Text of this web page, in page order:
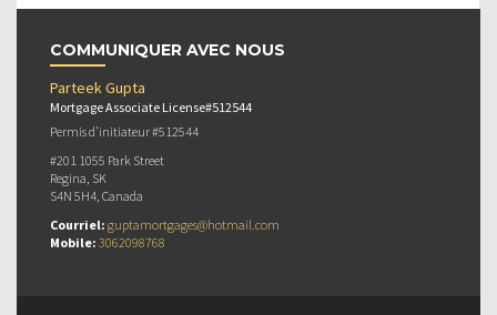
COMMUNIQUER AVEC NOUS
Parteek Gupta
Mortgage Associate License#512544
Permis d’initiateur #512544
#201 1055 Park Street
Regina, SK
S4N 5H4, Canada
Courriel: guptamortgages@hotmail.com
Mobile: 3062098768